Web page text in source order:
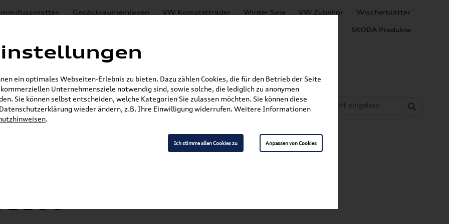
Gepäckraumeinlagen VW Kompletträder Winter Sale VW Zubehör Wischerblätter
SEAT Produkte SKODA Produkte
Lackierungen
E-Mail
für Fahrzeuge mit variablem Ladeboden 11E061160
/
Fahrzeuge mit variablem
ein optimales Webseiten-Erlebnis zu bieten. Dazu zählen Cookies, die für den Betrieb der Seite
Unternehmensziele notwendig sind, sowie solche, die lediglich zu anonymen
Sie können selbst entscheiden, welche Kategorien Sie zulassen möchten. Sie können diese
wieder ändern, z.B. Ihre Einwilligung widerrufen. Weitere Informationen
.
Ich stimme allen Cookies zu Anpassen von Cookies